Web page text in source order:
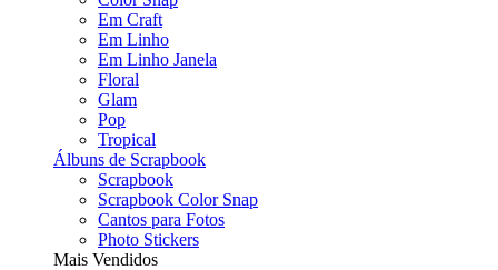
Em Craft
Em Linho
Em Linho Janela
Floral
Glam
Pop
Tropical
Álbuns de Scrapbook
Scrapbook
Scrapbook Color Snap
Cantos para Fotos
Photo Stickers
Mais Vendidos